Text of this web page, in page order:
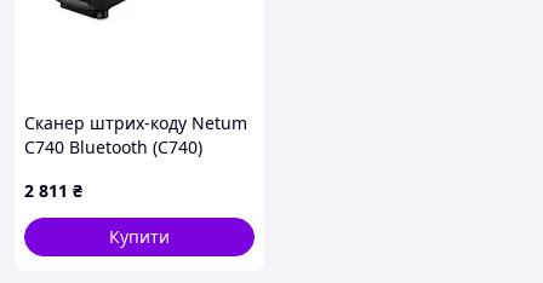
Сканер штрих-коду Netum
C740 Bluetooth (C740)
2 811 ₴
Купити